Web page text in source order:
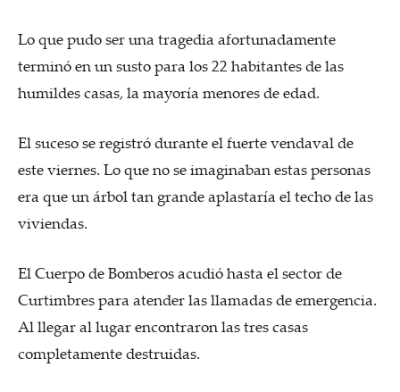
Lo que pudo ser una tragedia afortunadamente
terminó en un susto para los 22 habitantes de las
humildes casas, la mayoría menores de edad.
El suceso se registró durante el fuerte vendaval de
este viernes. Lo que no se imaginaban estas personas
era que un árbol tan grande aplastaría el techo de las
viviendas.
El Cuerpo de Bomberos acudió hasta el sector de
Curtimbres para atender las llamadas de emergencia.
Al llegar al lugar encontraron las tres casas
completamente destruidas.